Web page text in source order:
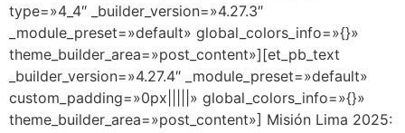
type=»4_4″ _builder_version=»4.27.3″
_module_preset=»default» global_colors_info=»{}»
theme_builder_area=»post_content»][et_pb_text
_builder_version=»4.27.4″ _module_preset=»default»
custom_padding=»0px|||||» global_colors_info=»{}»
theme_builder_area=»post_content»] Misión Lima 2025: